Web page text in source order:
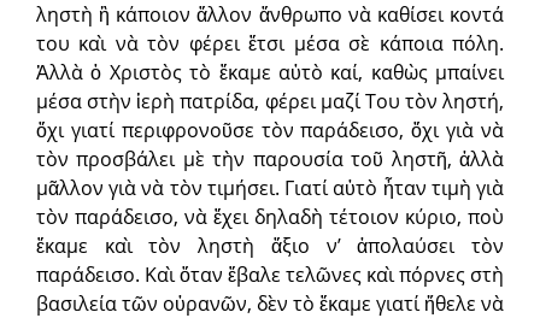
ληστὴ ἢ κάποιον ἄλλον ἄνθρωπο νὰ καθίσει κοντά
του καὶ νὰ τὸν φέρει ἔτσι μέσα σὲ κάποια πόλη.
Ἀλλὰ ὁ Χριστὸς τὸ ἔκαμε αὐτὸ καί, καθὼς μπαίνει
μέσα στὴν ἱερὴ πατρίδα, φέρει μαζί Του τὸν ληστή,
ὄχι γιατί περιφρονοῦσε τὸν παράδεισο, ὄχι γιὰ νὰ
τὸν προσβάλει μὲ τὴν παρουσία τοῦ ληστῆ, ἀλλὰ
μᾶλλον γιὰ νὰ τὸν τιμήσει. Γιατί αὐτὸ ἦταν τιμὴ γιὰ
τὸν παράδεισο, νὰ ἔχει δηλαδὴ τέτοιον κύριο, ποὺ
ἔκαμε καὶ τὸν ληστὴ ἄξιο ν’ ἀπολαύσει τὸν
παράδεισο. Καὶ ὅταν ἔβαλε τελῶνες καὶ πόρνες στὴ
βασιλεία τῶν οὐρανῶν, δὲν τὸ ἔκαμε γιατί ἤθελε νὰ